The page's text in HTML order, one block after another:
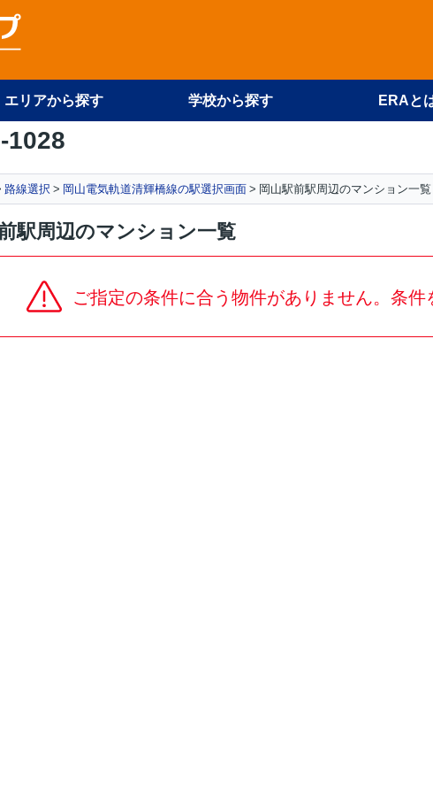
エリアから探す 学校から探す ERAと
1028
路線選択 岡山電気軌道清輝橋線の駅選択画面 岡山駅前駅周辺のマンション一覧
駅周辺のマンション一覧
ご指定の条件に合う物件がありません。条件